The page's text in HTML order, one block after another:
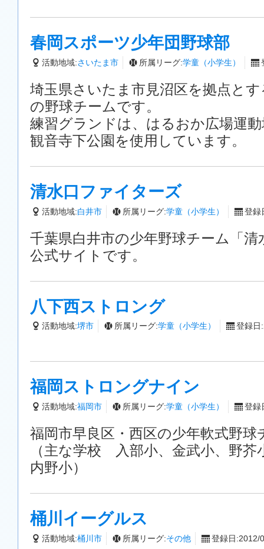
春岡スポーツ少年団野球部
活動地域:さいたま市 所属リーグ:学童（小学生）
埼玉県さいたま市見沼区を拠点と
の野球チームです。
練習グランドは、はるおか広場運
観音寺下公園を使用しています。
清水口ファイターズ
活動地域:白井市 所属リーグ:学童（小学生） 登録
千葉県白井市の少年野球チーム「
公式サイトです。
八下西ストロング
活動地域:堺市 所属リーグ:学童（小学生） 登録日
福岡ストロングナイン
活動地域:福岡市 所属リーグ:学童（小学生） 登録
福岡市早良区・西区の少年軟式野球
（主な学校 入部小、金武小、野芥
内野小）
桶川イーグルス
活動地域:桶川市 所属リーグ:その他 登録日:2012/